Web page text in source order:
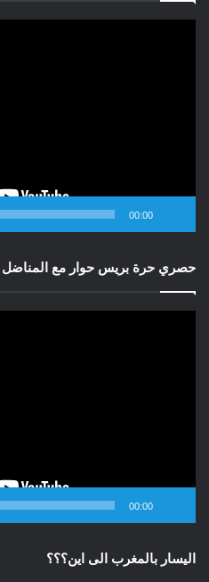
00:00
حصري حرة بريس حوار مع
00:00
اليسار بالمغرب الى اين؟؟؟